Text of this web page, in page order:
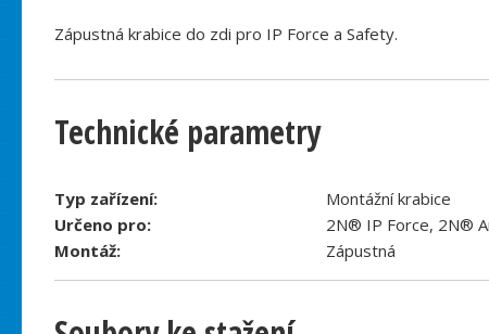
Zápustná krabice do zdi pro IP Force a Safety.
Technické parametry
Typ zařízení:
Montážní krabice
Určeno pro:
2N® IP Force, 2N®
Montáž:
Zápustná